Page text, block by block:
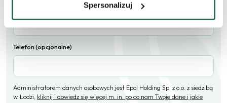
Spersonalizuj
Telefon (opcjonalne)
Administratorem danych osobowych jest Epol Holding Sp. z o.o. z siedzibą
w Łodzi, kliknij i dowiedz się więcej m. in. po co nam Twoje dane i jakie